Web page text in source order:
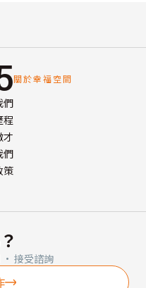
關於幸福空間
們
程
才
們
策
· 接受諮詢